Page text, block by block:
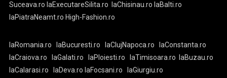
Suceava.ro laExecutareSilita.ro laChisinau.ro laBalti.ro
laPiatraNeamt.ro High-Fashion.ro
laRomania.ro laBucuresti.ro laClujNapoca.ro
laConstanta.ro
laCraiova.ro
laGalati.ro laPloiesti.ro laTimisoara.ro
laBuzau.ro
laCalarasi.ro
laDeva.ro laFocsani.ro
laGiurgiu.ro